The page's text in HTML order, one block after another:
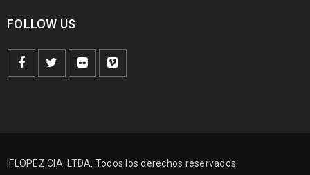
FOLLOW US
IFLOPEZ CIA. LTDA. Todos los derechos reservados.